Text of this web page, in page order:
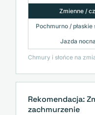
Zmienne /
Pochmurno / płaskie
Jazda
Chmury i słońce na
Rekomendacja:
zachmurzenie